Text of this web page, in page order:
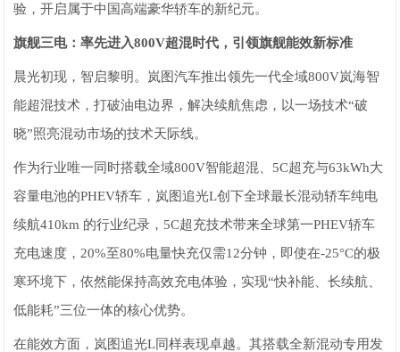
验，开启属于中国高端豪华轿车的新纪元。
旗舰三电：率先进入800V超混时代，引领旗舰能效新标准
晨光初现，智启黎明。岚图汽车推出领先一代全域800V岚海智
能超混技术，打破油电边界，解决续航焦虑，以一场技术“破
晓”照亮混动市场的技术天际线。
作为行业唯一同时搭载全域800V智能超混、5C超充与63kWh大
容量电池的PHEV轿车，岚图追光L创下全球最长混动轿车纯电
续航410km 的行业纪录，5C超充技术带来全球第一PHEV轿车
充电速度，20%至80%电量快充仅需12分钟，即使在-25°C的极
寒环境下，依然能保持高效充电体验，实现“快补能、长续航、
低能耗”三位一体的核心优势。
在能效方面，岚图追光L同样表现卓越。其搭载全新混动专用发